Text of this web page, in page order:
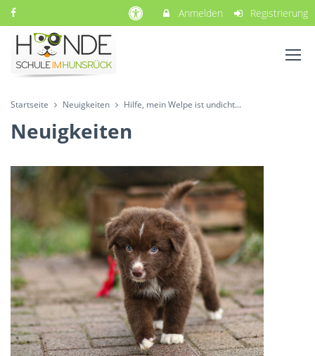
Anmelden Registrierung
Startseite Neuigkeiten Hilfe, mein Welpe ist undicht...
Neuigkeiten